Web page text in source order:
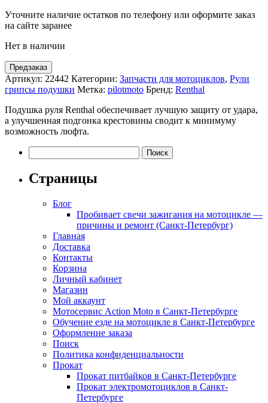
Уточните наличие остатков по телефону или оформите заказ
на сайте заранее
Нет в наличии
Предзаказ
Артикул: 22442 Категории: Запчасти для мотоциклов, Рули
грипсы подушки Метка: pilotmoto Бренд: Renthal
Подушка руля Renthal обеспечивает лучшую защиту от удара,
а улучшенная подгонка крестовины сводит к минимуму
возможность люфта.
Страницы
Блог
Пробивает свечи зажигания на мотоцикле —
причины и ремонт (Санкт-Петербург)
Главная
Доставка
Контакты
Корзина
Личный кабинет
Магазин
Мой аккаунт
Мотосервис Action Moto в Санкт-Петербурге
Обучение езде на мотоцикле в Санкт-Петербурге
Оформление заказа
Поиск
Политика конфиденциальности
Прокат
Прокат питбайков в Санкт-Петербурге
Прокат электромотоциклов в Санкт-
Петербурге